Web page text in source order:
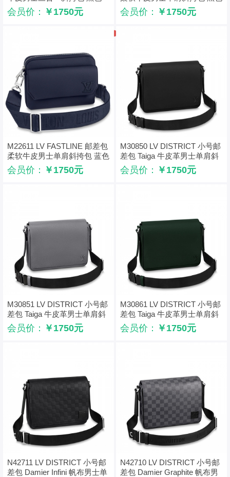
会员价： ￥1750元 会员价： ￥1750元
M22611 LV FASTLINE 邮差包
柔软牛皮男士单肩斜挎包 蓝色
会员价： ￥1750元
M30850 LV DISTRICT 小号邮
差包 Taiga 牛皮革男士单肩斜
挎包 黑色
会员价： ￥1750元
M30851 LV DISTRICT 小号邮
差包 Taiga 牛皮革男士单肩斜
挎包 灰色
会员价： ￥1750元
M30861 LV DISTRICT 小号邮
差包 Taiga 牛皮革男士单肩斜
挎包 绿色
会员价： ￥1750元
N42711 LV DISTRICT 小号邮
差包 Damier Infini 帆布男士单
N42710 LV DISTRICT 小号邮
差包 Damier Graphite 帆布男